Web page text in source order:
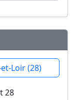
Loir (28)